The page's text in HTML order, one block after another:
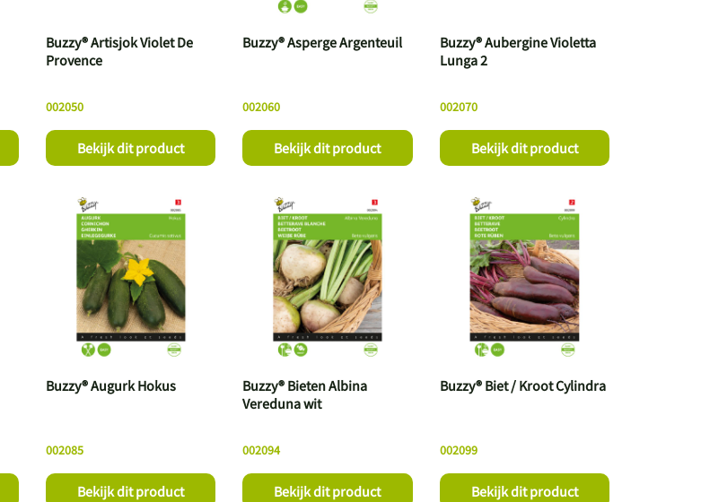
002050
Buzzy® Artisjok Violet De
Provence
Bekijk dit product
002060
Buzzy® Asperge Argenteuil
Bekijk dit product
002070
Buzzy® Aubergine Violetta
Lunga 2
Bekijk dit product
002085
Buzzy® Augurk Hokus
Bekijk dit product
002094
Buzzy® Bieten Albina
Vereduna wit
Bekijk dit product
002099
Buzzy® Biet / Kroot Cylindra
Bekijk dit product